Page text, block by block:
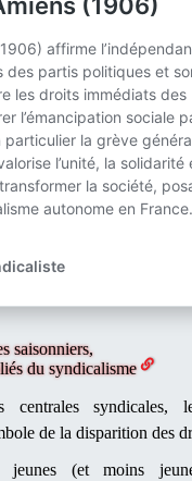
saisonniers,
du syndicalisme
centrales syndicales,
de la disparition des
(et moins